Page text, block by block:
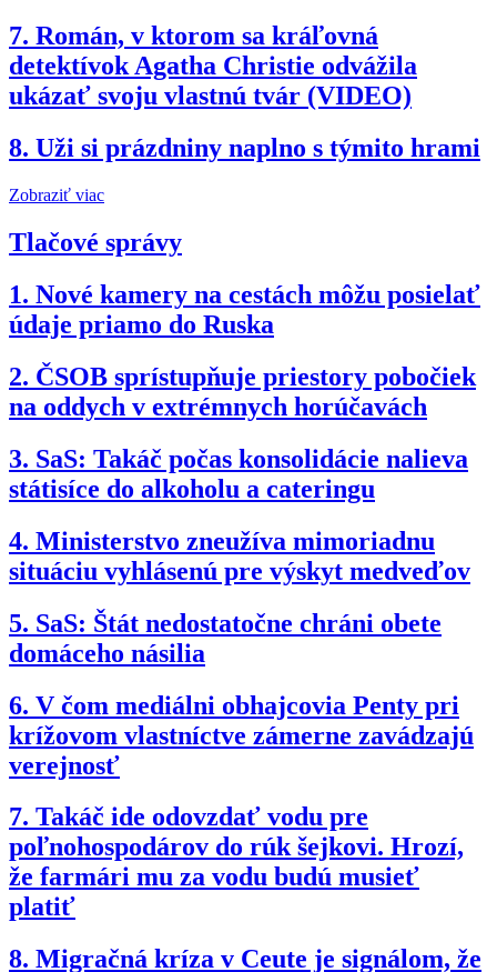
7. Román, v ktorom sa kráľovná
detektívok Agatha Christie odvážila
ukázať svoju vlastnú tvár (VIDEO)
8. Uži si prázdniny naplno s týmito hrami
Zobraziť viac
Tlačové správy
1. Nové kamery na cestách môžu posielať
údaje priamo do Ruska
2. ČSOB sprístupňuje priestory pobočiek
na oddych v extrémnych horúčavách
3. SaS: Takáč počas konsolidácie nalieva
státisíce do alkoholu a cateringu
4. Ministerstvo zneužíva mimoriadnu
situáciu vyhlásenú pre výskyt medveďov
5. SaS: Štát nedostatočne chráni obete
domáceho násilia
6. V čom mediálni obhajcovia Penty pri
krížovom vlastníctve zámerne zavádzajú
verejnosť
7. Takáč ide odovzdať vodu pre
poľnohospodárov do rúk šejkovi. Hrozí,
že farmári mu za vodu budú musieť
platiť
8. Migračná kríza v Ceute je signálom, že